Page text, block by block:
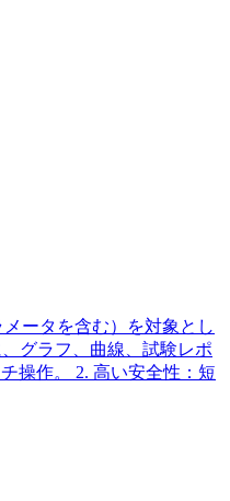
ータを含む）を対象とし
グラフ、曲線、試験レポ
操作。 2. 高い安全性：短